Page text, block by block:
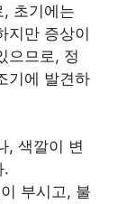
초기에는
지만 증상이
으므로, 정
기에 발견하
, 색깔이 변
.
부시고, 불